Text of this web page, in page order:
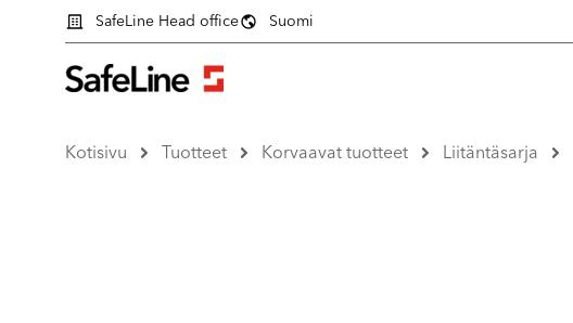
SafeLine Head office Suomi
Kotisivu Tuotteet Korvaavat tuotteet Liitäntäsarja